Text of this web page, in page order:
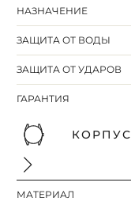
НАЗНАЧЕНИЕ
ЗАЩИТА ОТ ВОДЫ
ЗАЩИТА ОТ УДАРОВ
ГАРАНТИЯ
КОРПУС
МАТЕРИАЛ